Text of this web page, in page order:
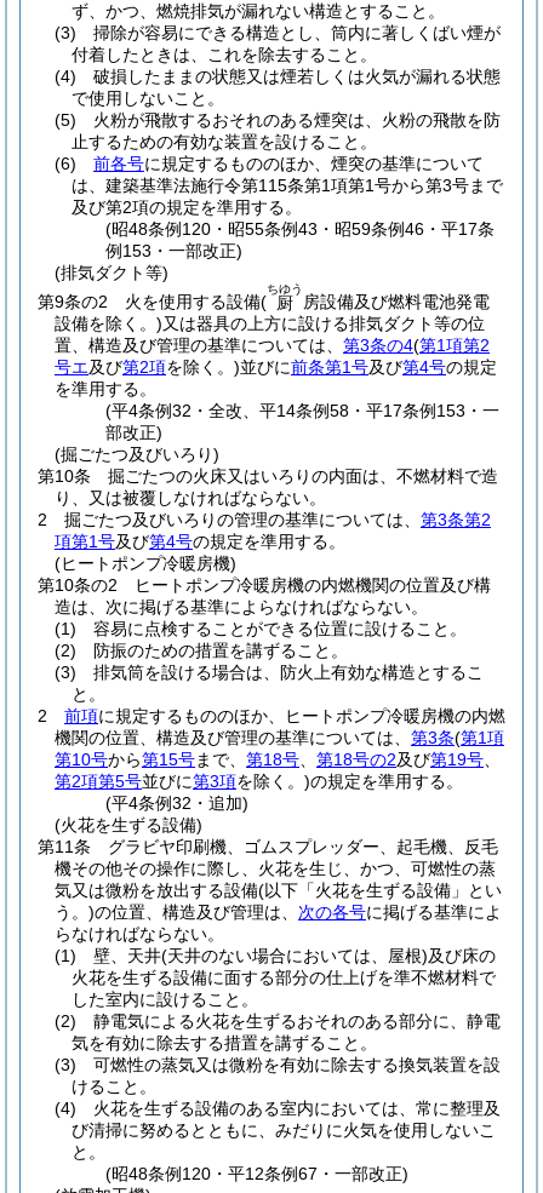
ず、かつ、燃焼排気が漏れない構造とすること。
(3)
掃除が容易にできる構造とし、筒内に著しくばい煙が
付着したときは、これを除去すること。
(4)
破損したままの状態又は煙若しくは火気が漏れる状態
で使用しないこと。
(5)
火粉が飛散するおそれのある煙突は、火粉の飛散を防
止するための有効な装置を設けること。
(6)
前各号に規定するもののほか、煙突の基準について
は、建築基準法施行令第115条第1項第1号から第3号まで
及び第2項の規定を準用する。
(昭48条例120・昭55条例43・昭59条例46・平17条
例153・一部改正)
(排気ダクト等)
第9条の2
火を使用する設備( 厨
ちゆう
房設備及び燃料電池発電
設備を除く。)又は器具の上方に設ける排気ダクト等の位
置、構造及び管理の基準については、 第3条の4(第1項第2
号エ及び第2項を除く。)並びに前条第1号及び第4号の規定
を準用する。
(平4条例32・全改、平14条例58・平17条例153・一
部改正)
(掘ごたつ及びいろり)
第10条
掘ごたつの火床又はいろりの内面は、不燃材料で造
り、又は被覆しなければならない。
2
掘ごたつ及びいろりの管理の基準については、 第3条第2
項第1号及び第4号の規定を準用する。
(ヒートポンプ冷暖房機)
第10条の2
ヒートポンプ冷暖房機の内燃機関の位置及び構
造は、次に掲げる基準によらなければならない。
(1)
容易に点検することができる位置に設けること。
(2)
防振のための措置を講ずること。
(3)
排気筒を設ける場合は、防火上有効な構造とするこ
と。
2
前項に規定するもののほか、ヒートポンプ冷暖房機の内燃
機関の位置、構造及び管理の基準については、 第3条(第1項
第10号から第15号まで、 第18号 第18号の2及び第19号
第2項第5号並びに第3項を除く。)の規定を準用する。
(平4条例32・追加)
(火花を生ずる設備)
第11条
グラビヤ印刷機、ゴムスプレッダー、起毛機、反毛
機その他その操作に際し、火花を生じ、かつ、可燃性の蒸
気又は微粉を放出する設備(以下「火花を生ずる設備」とい
う。)の位置、構造及び管理は、 次の各号に掲げる基準によ
らなければならない。
(1)
壁、天井(天井のない場合においては、屋根)及び床の
火花を生ずる設備に面する部分の仕上げを準不燃材料で
した室内に設けること。
(2)
静電気による火花を生ずるおそれのある部分に、静電
気を有効に除去する措置を講ずること。
(3)
可燃性の蒸気又は微粉を有効に除去する換気装置を設
けること。
(4)
火花を生ずる設備のある室内においては、常に整理及
び清掃に努めるとともに、みだりに火気を使用しないこ
と。
(昭48条例120・平12条例67・一部改正)